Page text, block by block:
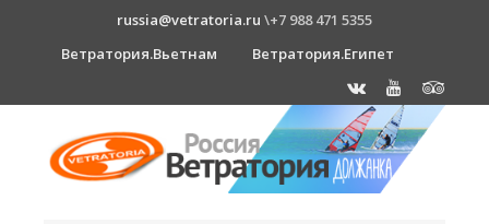
russia@vetratoria.ru \+7 988 471 5355
Ветратория.Вьетнам
Ветратория.Египет